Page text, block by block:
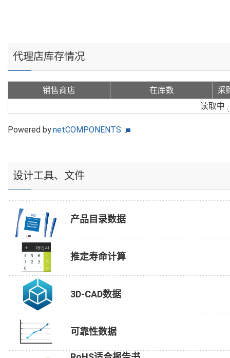
代理店库存情况
销售商店 在库数
采
读取中
Powered bynetCOMPONENTS
设计工具、文件
产品目录数据
推定寿命计算
3D-CAD数据
可靠性数据